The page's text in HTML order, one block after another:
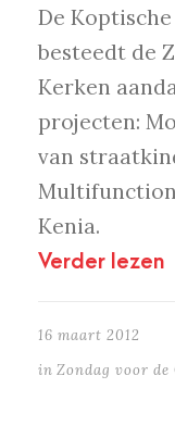
De
besteedt de
Kerken
projecten:
van
Kenia.
Verder lezen
16 maart 2012
in Zondag voor